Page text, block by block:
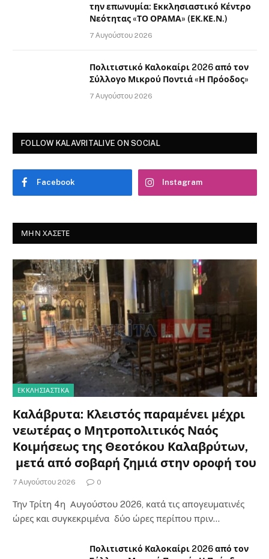
την επωνυμία: Εκκλησιαστικό Κέντρο
Νεότητας «ΤΟ ΟΡΑΜΑ» (ΕΚ.ΚΕ.Ν.)
7 Αυγούστου 2026
Πολιτιστικό Καλοκαίρι 2026 από τον
Σύλλογο Μικρού Ποντιά «Η Πρόοδος»
7 Αυγούστου 2026
FOLLOW KALAVRITALIVE ON SOCIAL
Facebook Instagram
ΜΗΝ ΧΆΣΕΤΕ
ΕΚΚΛΗΣΙΑΣΤΙΚΑ
Καλάβρυτα: Κλειστός παραμένει μέχρι
νεωτέρας ο Μητροπολιτικός Ναός
Κοιμήσεως της Θεοτόκου Καλαβρύτων,
μετά από σοβαρή ζημιά στην οροφή του
7 Αυγούστου 2026 0
Την Τρίτη 4η Αυγούστου 2026, κατά τις απογευματινές
ώρες και συγκεκριμένα δύο ώρες περίπου πριν…
Πολιτιστικό Καλοκαίρι 2026 από τον